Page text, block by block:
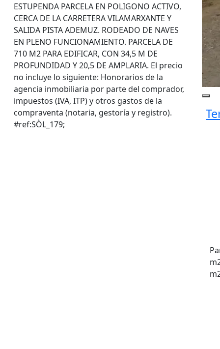
ESTUPENDA PARCELA EN POLIGONO ACTIVO,
CERCA DE LA CARRETERA VILAMARXANTE Y
SALIDA PISTA ADEMUZ. RODEADO DE NAVES
EN PLENO FUNCIONAMIENTO. PARCELA DE
710 M2 PARA EDIFICAR, CON 34,5 M DE
PROFUNDIDAD Y 20,5 DE AMPLARIA. El precio
no incluye lo siguiente: Honorarios de la
agencia inmobiliaria por parte del comprador,
impuestos (IVA, ITP) y otros gastos de la
compraventa (notaria, gestoría y registro).
#ref:SÒL_179;